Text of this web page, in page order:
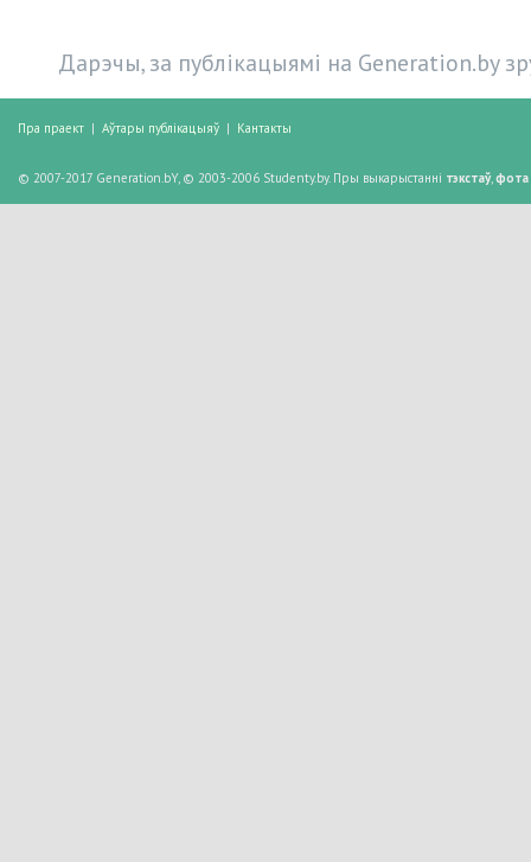
Дарэчы, за публікацыямі на Generation.by
Пра праект | Аўтары публікацыяў | Кантакты
© 2007-2017 Generation.bY, © 2003-2006 Studenty.by. Пры выкарыстанні тэкстаў,фота